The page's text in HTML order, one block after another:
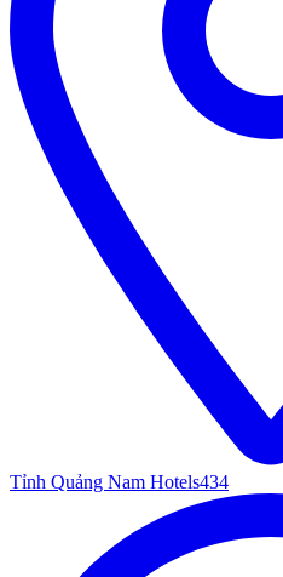
Tỉnh Quảng Nam Hotels434